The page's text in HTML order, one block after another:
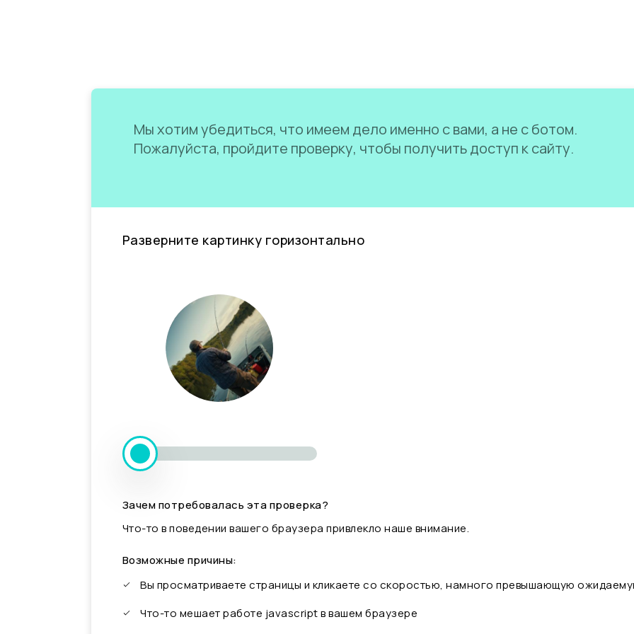
Мы хотим убедиться, что имеем дело именно с вами, а не с ботом.
Пожалуйста, пройдите проверку, чтобы получить доступ к сайту.
Разверните картинку горизонтально
Зачем потребовалась эта проверка?
Что-то в поведении вашего браузера привлекло наше внимание.
Возможные причины:
Вы просматриваете страницы и кликаете со скоростью, намного превышающую
Что-то мешает работе javascript в вашем браузере